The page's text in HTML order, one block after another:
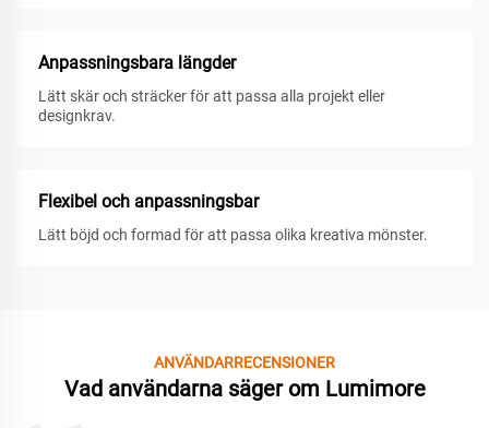
Anpassningsbara längder
Lätt skär och sträcker för att passa alla projekt eller
designkrav.
Flexibel och anpassningsbar
Lätt böjd och formad för att passa olika kreativa mönster.
ANVÄNDARRECENSIONER
Vad användarna säger om Lumimore